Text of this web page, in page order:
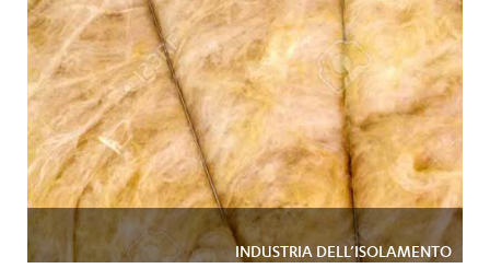
INDUSTRIA DELL’ISOLAMENTO